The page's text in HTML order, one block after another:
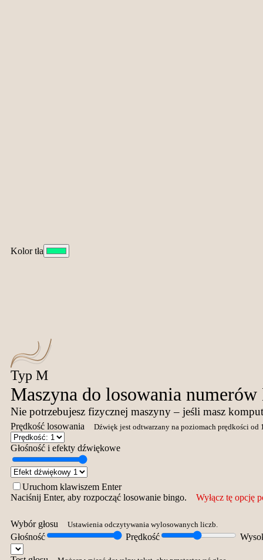
Kolor tła
Typ M
Maszyna do losowania
Nie potrzebujesz fizycznej maszyny – jeśli masz
Prędkość losowania Dźwięk jest odtwarzany na poziomach prędkości od
Głośność i efekty dźwiękowe
Uruchom klawiszem Enter
Naciśnij Enter, aby rozpocząć losowanie bingo. Wyłącz tę opcję
Wybór głosu Ustawienia odczytywania wylosowanych liczb.
Głośność Prędkość